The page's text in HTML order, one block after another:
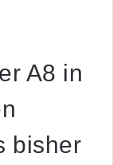
A8 in
bisher